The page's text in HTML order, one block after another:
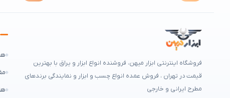
فروشگاه اینترنتی ابزار میهن، فروشنده انواع ابزار و یراق با بهترین
قیمت در تهران ، فروش عمده انواع چسب و ابزار و نمایندگی برندهای
مطرح ایرانی و خارجی